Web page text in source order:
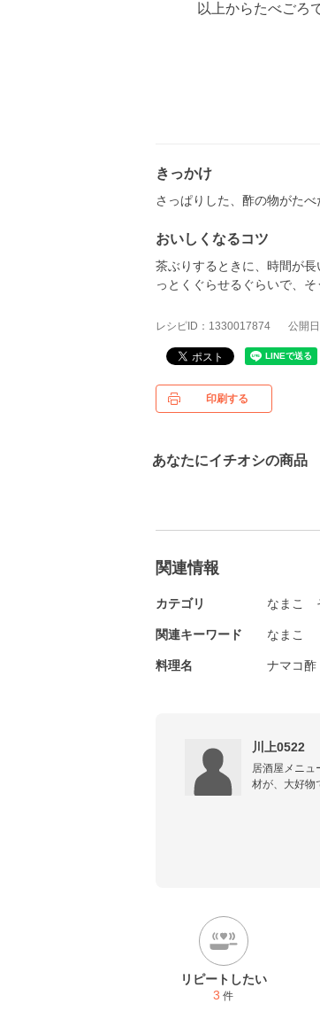
以上からたべごろ
きっかけ
さっぱりした、酢の物がた
おいしくなるコツ
茶ぶりするときに、時間が
っとくぐらせるぐらいで、
レシピID：1330017874 公開
印刷する
あなたにイチオシの商品
関連情報
カテゴリ なまこ
関連キーワード なまこ
料理名 ナマコ酢
川上0522
居酒屋メニュ
材が、大好物
リピートしたい
3 件